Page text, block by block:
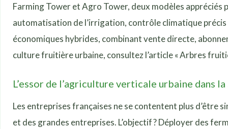
Farming Tower et Agro Tower, deux modèles
automatisation de l’irrigation, contrôle climatique
économiques hybrides, combinant vente directe,
culture fruitière urbaine, consultez l’article « Arbres
L’essor de l’agriculture verticale urbaine dans
Les entreprises françaises ne se contentent plus
et des grandes entreprises. L’objectif ? Déployer des